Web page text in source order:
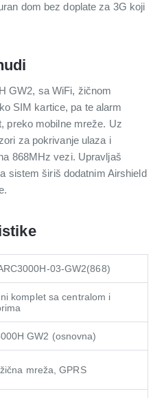
dom bez doplate za 3G koji
GW2, sa WiFi, žičnom
SIM kartice, pa te alarm
preko mobilne mreže. Uz
za pokrivanje ulaza i
868MHz vezi. Upravljaš
sistem širiš dodatnim Airshield
03-GW2(868)
komplet sa centralom i
GW2 (osnovna)
mreža, GPRS